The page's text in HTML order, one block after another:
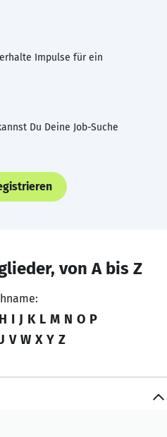
Impulse für ein
Du Deine Job-Suche
von A bis Z
H I J K L M N O P
V W X Y Z